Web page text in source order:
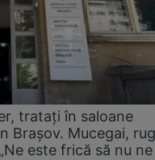
tratați în saloane
Brașov. Mucegai,
este frică să nu ne